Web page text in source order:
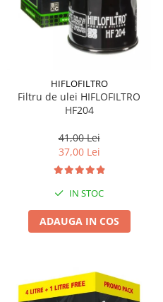
HIFLOFILTRO
Filtru de ulei HIFLOFILTRO
HF204
41,00 Lei
37,00 Lei
IN STOC
ADAUGA IN COS